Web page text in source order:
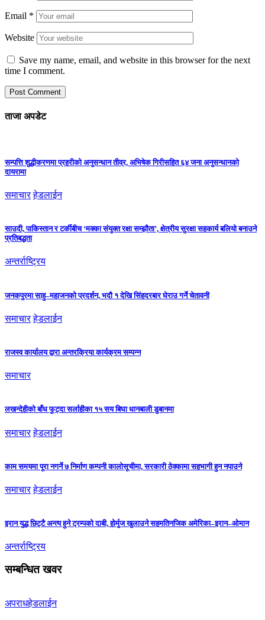
Email *
Website
Save my name, email, and website in this browser for the next
time I comment.
ताजा अपडेट
सम्पत्ति शुद्धीकरणमा प्रहरीको अनुसन्धान तीव्र, अभिषेक गिरीसहित ६४ जना अनुसन्धानको
दायरामा
समाचार हेडलाईन
साउदी, पाकिस्तान र टर्कीबीच ‘मक्का संयुक्त रक्षा सम्झौता’, क्षेत्रीय सुरक्षा सहकार्य बलियो बनाउने
प्रतिबद्धता
अन्तर्राष्ट्रिय
जनकपुरमा साहु–महाजनको प्रदर्शन, भदौ १ देखि सिंहदरबार घेराउ गर्ने चेतावनी
समाचार हेडलाईन
राजस्व कार्यालय द्वारा अन्तरक्रिया कार्यक्रम सम्पन्न
समाचार
लखन्देहीको बाँध फुट्दा सर्लाहीका १५ सय बिघा धानबाली डुबानमा
समाचार हेडलाईन
काम समयमा पूरा नगर्ने ७ निर्माण कम्पनी कालोसूचीमा, सरकारी ठेक्कामा सहभागी हुन नपाउने
समाचार हेडलाईन
इरान युद्ध छिट्टै अन्त्य हुने ट्रम्पको दाबी, होर्मुज खुलाउने सहमतिनजिक अमेरिका–इरान–ओमान
अन्तर्राष्ट्रिय
सम्बन्धित खवर
अपराधहेडलाईन